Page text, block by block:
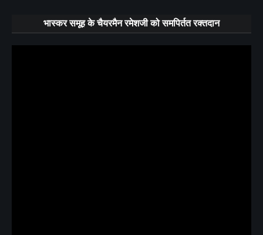
भास्कर समूह के चैयरमैन रमेशजी को समपिर्तत रक्तदान